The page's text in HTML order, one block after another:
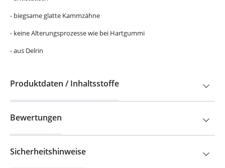
- biegsame glatte Kammzähne
- keine Alterungsprozesse wie bei Hartgummi
- aus Delrin
Produktdaten / Inhaltsstoffe
Bewertungen
Sicherheitshinweise